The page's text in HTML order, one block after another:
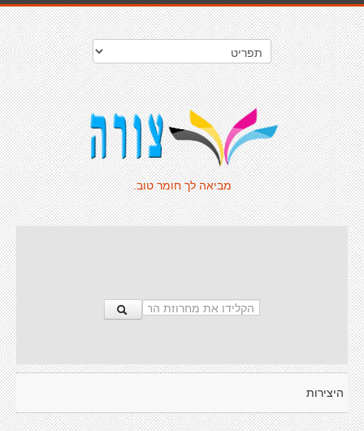
מביאה לך חומר טוב.
היצירות